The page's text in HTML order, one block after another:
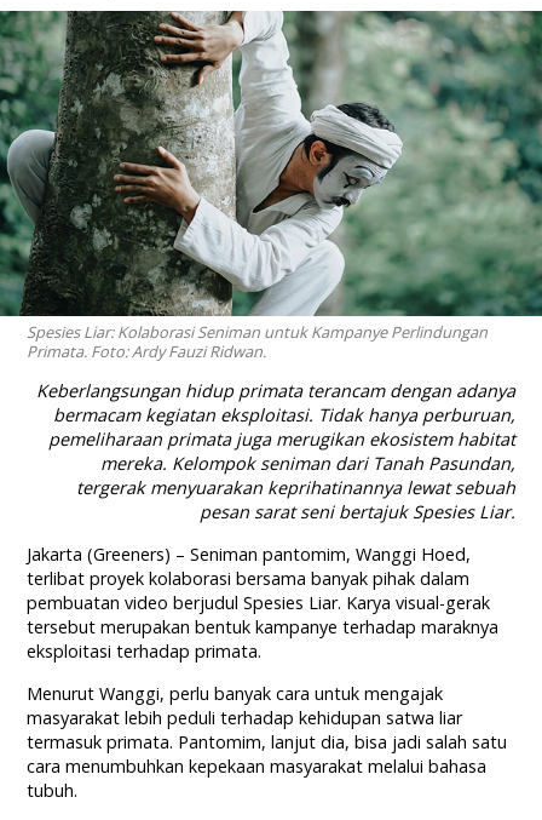
Spesies Liar: Kolaborasi Seniman untuk Kampanye Perlindungan
Primata. Foto: Ardy Fauzi Ridwan.
Keberlangsungan hidup primata terancam dengan adanya
bermacam kegiatan eksploitasi. Tidak hanya perburuan,
pemeliharaan primata juga merugikan ekosistem habitat
mereka. Kelompok seniman dari Tanah Pasundan,
tergerak menyuarakan keprihatinannya lewat sebuah
pesan sarat seni bertajuk Spesies Liar.
Jakarta (Greeners) – Seniman pantomim, Wanggi Hoed,
terlibat proyek kolaborasi bersama banyak pihak dalam
pembuatan video berjudul Spesies Liar. Karya visual-gerak
tersebut merupakan bentuk kampanye terhadap maraknya
eksploitasi terhadap primata.
Menurut Wanggi, perlu banyak cara untuk mengajak
masyarakat lebih peduli terhadap kehidupan satwa liar
termasuk primata. Pantomim, lanjut dia, bisa jadi salah satu
cara menumbuhkan kepekaan masyarakat melalui bahasa
tubuh.